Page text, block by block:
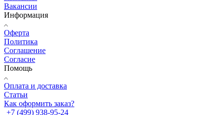
Вакансии
Информация
Оферта
Политика
Соглашение
Согласие
Помощь
Оплата и доставка
Статьи
Как оформить заказ?
+7 (499) 938-95-24